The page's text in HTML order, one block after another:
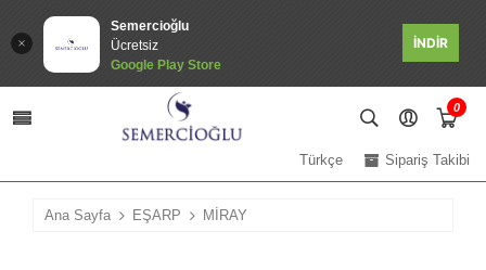
Semercioğlu
Ücretsiz
Google Play Store
İNDİR
0
Sipariş Takibi
Türkçe
Ana Sayfa EŞARP MİRAY